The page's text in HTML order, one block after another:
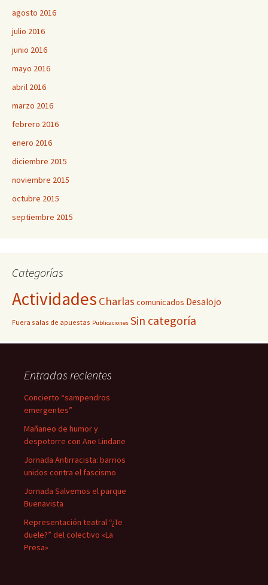
agosto 2016
julio 2016
junio 2016
mayo 2016
abril 2016
marzo 2016
febrero 2016
enero 2016
diciembre 2015
noviembre 2015
octubre 2015
septiembre 2015
Categorías
Actividades Charlas comunicados Desalojo
Fuera salas de apuestas Publicaciones Sin categoría
Entradas recientes
Concierto “sampendros
emergentes”
Mañaneo de humor y
despotorre con Ane Lindane
Jornada Antirracista: barrios
unidos contra el fascismo
Jornada Salvemos el parque
Buenavista
Representación teatral “¿Te
duele?” del colectivo «La
Presa»